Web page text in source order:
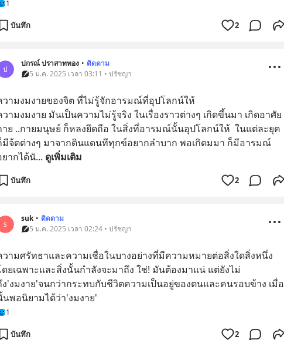
1
บันทึก 2
ป
ปกรณ์ ปราสาททอง • ติดตาม
5 ม.ค. 2025 เวลา 03:11 • ปรัชญา
วามงมงายของจิต ที่ไม่รู้จักอารมณ์ที่อุปโลกน์ให้
วามงมงาย มันเป็นความไม่รู้จริง ในเรื่องราวต่างๆ เกิดขึ้นมา เกิดอาศัย
าย ..กายมนุษย์ ก็หลงยึดถือ ในสิ่งที่อารมณ์นั้นอุปโลกน์ให้  ในแต่ละยุค
มีจ้ตต่างๆ มาจากดินแดนทีทุกข์อยากลำบาก พอเกิดมมา ก็มีอารมณ์
ยากได้นั... ดูเพิ่มเติม
บันทึก 2
s
suk • ติดตาม
5 ม.ค. 2025 เวลา 02:24 • ปรัชญา
วามศรัทธาและความเชื่อในบางอย่างที่มีความหมายต่อสิ่งใดสิ่งหนึ่ง
ยเฉพาะและสิ่งนั้นกำลังจะมาถึง ใช่! มันต้องมาแน่ แต่ยังไม่
ง'งมงาย'จนกว่ากระทบกับชีวิตความเป็นอยู่ของตนและคนรอบข้าง เมื่อ
นพอนิยามได้ว่า'งมงาย'
1
บันทึก 2